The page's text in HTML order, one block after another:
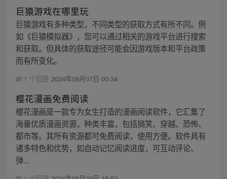
巨猿游戏在哪里玩
巨猿游戏有多种类型，不同类型的获取方式有所不同。例
如《巨猿模拟器》，您可以通过相关的游戏平台进行搜索
和获取。但具体的获取途径可能会因游戏版本和平台政策
而有所变化。
1 个回答 2024年09月07日 00:34
樱花漫画免费阅读
樱花漫画是一款专为女生打造的漫画阅读软件，它汇集了
海量优质漫画资源，种类丰富，包括搞笑、穿越、恐怖、
都市等。其所有资源都可免费阅读，使用方便。软件具有
诸多特色和优势，如自动记忆阅读进度，可互动评论、
弹...